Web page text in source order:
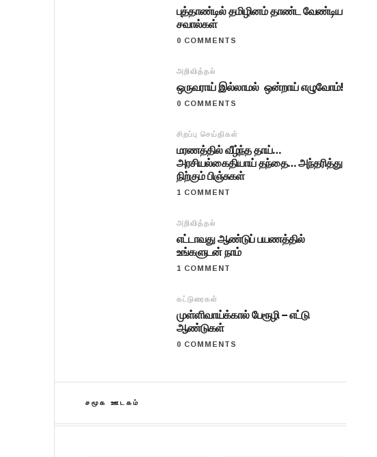
புத்தாண்டில் தமிழினம் தாண்ட வேண்டிய
சவால்கள்
0 COMMENTS
அறிவித்தல்
ஒருவராய் இல்லாமல் ஒன்றாய் எழுவோம்!
0 COMMENTS
சிறப்பு செய்திகள்
மரணத்தில் வீழ்ந்த தாய்…
அரசியல்கைதியாய் தந்தை… அந்தரித்து
நிற்கும் பிஞ்சுகள்
1 COMMENT
அறிவித்தல்
எட்டாவது ஆண்டுப் பயணத்தில்
உங்களுடன் நாம்
1 COMMENT
கட்டுரைகள்
முள்ளிவாய்க்கால் பேரூழி – எட்டு
ஆண்டுகள்
0 COMMENTS
சமூக ஊடகம்